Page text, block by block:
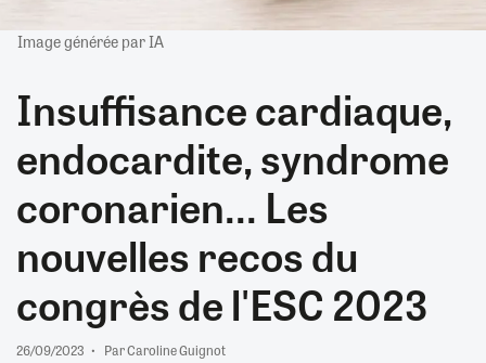
Image générée par IA
Insuffisance cardiaque,
endocardite, syndrome
coronarien... Les
nouvelles recos du
congrès de l'ESC 2023
26/09/2023 Par Caroline Guignot